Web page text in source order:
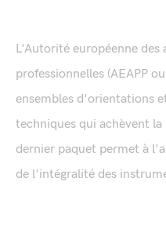
L'Autorité européenne des
professionnelles (AEAPP
ensembles d'orientations
techniques qui achèvent
dernier paquet permet à
de l'intégralité des